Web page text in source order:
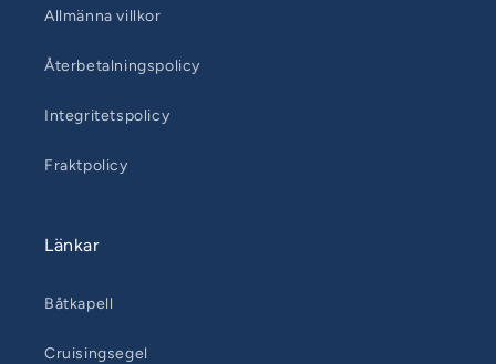
Allmänna villkor
Återbetalningspolicy
Integritetspolicy
Fraktpolicy
Länkar
Båtkapell
Cruisingsegel